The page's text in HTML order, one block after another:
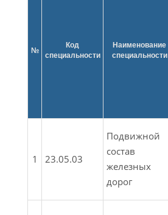
№
Код
специальности
Наименование
специальности
1 23.05.03
Подвижной
состав
железных
дорог